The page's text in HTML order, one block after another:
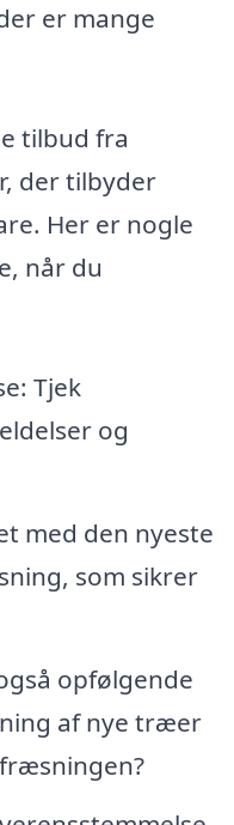
er mange
tilbud fra
der tilbyder
Her er nogle
når du
Tjek
og
med den nyeste
som sikrer
opfølgende
af nye træer